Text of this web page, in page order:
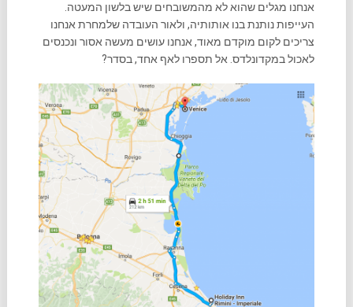
אנחנו מגלים שהוא לא מהמשובחים שיש בלשון המעטה.
העייפות נותנת בנו אותותיה, ולאור העובדה שלמחרת אנחנו
צריכים לקום מוקדם מאוד, אנחנו עושים מעשה אסור ונכנסים
לאכול במקדונלדס. אל תספרו לאף אחד, בסדר?